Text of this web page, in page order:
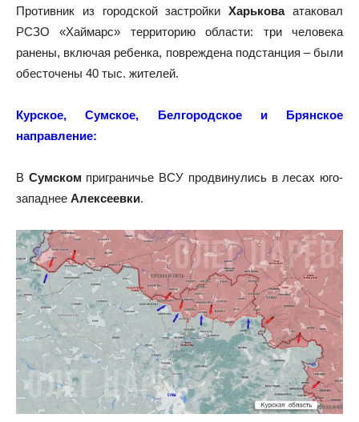
Противник из городской застройкиХарьковаатаковал
РСЗО «Хаймарс» территорию области: три человека
ранены, включая ребенка, повреждена подстанция – были
обесточены 40 тыс. жителей.
Курское, Сумское, Белгородское и Брянское
направление:
В Сумском приграничье ВСУ продвинулись в лесах юго-
западнее Алексеевки.